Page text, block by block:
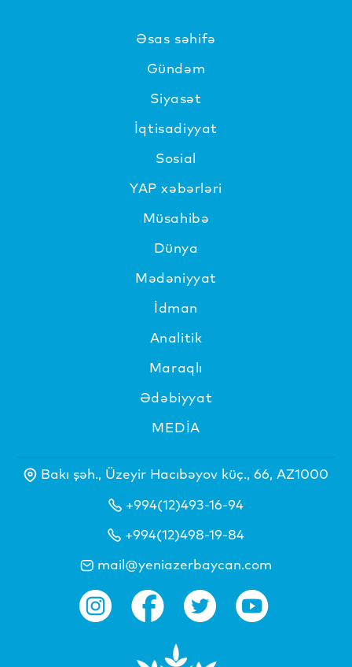
Əsas səhifə
Gündəm
Siyasət
İqtisadiyyat
Sosial
YAP xəbərləri
Müsahibə
Dünya
Mədəniyyat
İdman
Analitik
Maraqlı
Ədəbiyyat
MEDİA
Bakı şəh., Üzeyir Hacıbəyov küç., 66, AZ1000
+994(12)493-16-94
+994(12)498-19-84
mail@yeniazerbaycan.com